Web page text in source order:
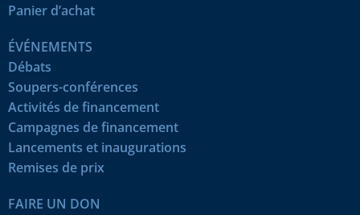
Panier d’achat
ÉVÉNEMENTS
Débats
Soupers-conférences
Activités de financement
Campagnes de financement
Lancements et inaugurations
Remises de prix
FAIRE UN DON